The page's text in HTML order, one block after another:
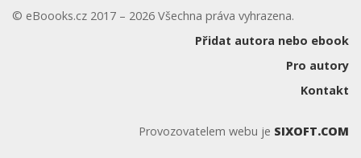
© eBoooks.cz 2017 – 2026 Všechna práva vyhrazena.
Přidat autora nebo ebook
Pro autory
Kontakt
Provozovatelem webu je SIXOFT.COM